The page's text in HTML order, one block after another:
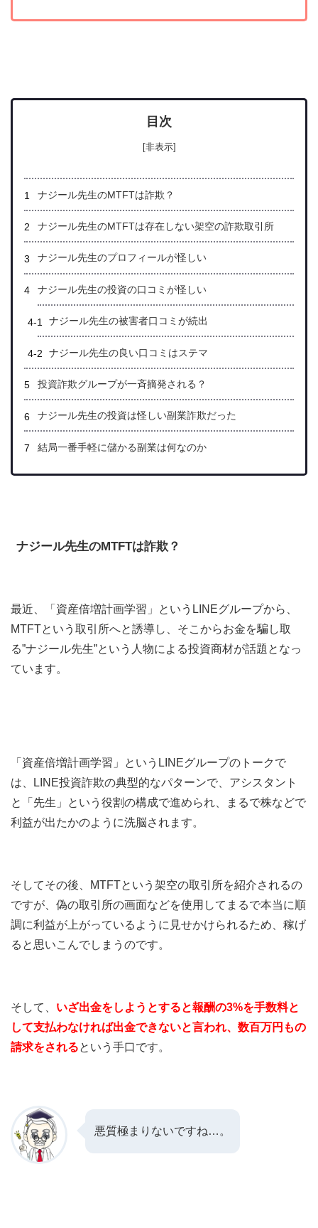
目次
[非表示]
ナジール先生のMTFTは詐欺？
ナジール先生のMTFTは存在しない架空の詐欺取引所
ナジール先生のプロフィールが怪しい
ナジール先生の投資の口コミが怪しい
ナジール先生の被害者口コミが続出
ナジール先生の良い口コミはステマ
投資詐欺グループが一斉摘発される？
ナジール先生の投資は怪しい副業詐欺だった
結局一番手軽に儲かる副業は何なのか
ナジール先生のMTFTは詐欺？
最近、「資産倍増計画学習」というLINEグループから、
MTFTという取引所へと誘導し、そこからお金を騙し取
る”ナジール先生”という人物による投資商材が話題となっ
ています。
「資産倍増計画学習」というLINEグループのトークで
は、LINE投資詐欺の典型的なパターンで、アシスタント
と「先生」という役割の構成で進められ、まるで株などで
利益が出たかのように洗脳されます。
そしてその後、MTFTという架空の取引所を紹介されるの
ですが、偽の取引所の画面などを使用してまるで本当に順
調に利益が上がっているように見せかけられるため、稼げ
ると思いこんでしまうのです。
そして、 いざ出金をしようとすると報酬の3%を手数料と
して支払わなければ出金できないと言われ、数百万円もの
請求をされるという手口です。
悪質極まりないですね…。